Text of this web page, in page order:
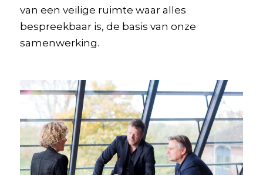
van een veilige ruimte waar alles
bespreekbaar is, de basis van onze
samenwerking.